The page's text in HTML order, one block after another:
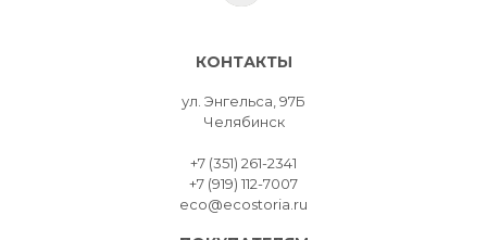
КОНТАКТЫ
ул. Энгельса, 97Б
Челябинск
+7 (351) 261-2341
+7 (919) 112-7007
eco@ecostoria.ru